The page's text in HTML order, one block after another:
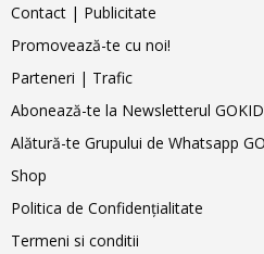
Contact | Publicitate
Promovează-te cu noi!
Parteneri | Trafic
Abonează-te la Newsletterul
Alătură-te Grupului de Whatsapp
Shop
Politica de Confidențialitate
Termeni si conditii